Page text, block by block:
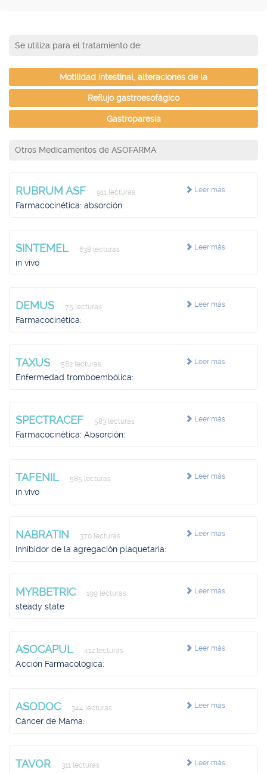
Se utiliza para el tratamiento de:
Motilidad intestinal, alteraciones de la
Reflujo gastroesofágico
Gastroparesia
Otros Medicamentos de ASOFARMA
Leer más
RUBRUM ASF 911 lecturas
Farmacocinética: absorción:
Leer más
SINTEMEL 638 lecturas
in vivo
Leer más
DEMUS 75 lecturas
Farmacocinética:
Leer más
TAXUS 582 lecturas
Enfermedad tromboembólica:
Leer más
SPECTRACEF 583 lecturas
Farmacocinética: Absorción:
Leer más
TAFENIL 585 lecturas
in vivo
Leer más
NABRATIN 370 lecturas
Inhibidor de la agregación plaquetaria:
Leer más
MYRBETRIC 199 lecturas
steady state
Leer más
ASOCAPUL 412 lecturas
Acción Farmacológica:
Leer más
ASODOC 344 lecturas
Cáncer de Mama:
Leer más
TAVOR 311 lecturas